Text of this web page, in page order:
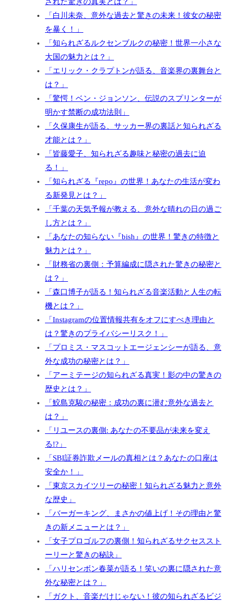
「白川未奈、意外な過去と驚きの未来！彼女の秘密
を暴く！」
「知られざるルクセンブルクの秘密！世界一小さな
大国の魅力とは？」
「エリック・クラプトンが語る、音楽界の裏舞台と
は？」
「驚愕！ベン・ジョンソン、伝説のスプリンターが
明かす禁断の成功法則」
「久保康生が語る、サッカー界の裏話と知られざる
才能とは？」
「皆藤愛子、知られざる趣味と秘密の過去に迫
る！」
「知られざる『repo』の世界！あなたの生活が変わ
る新発見とは？」
「千葉の天気予報が教える、意外な晴れの日の過ご
し方とは？」
「あなたの知らない『bish』の世界！驚きの特徴と
魅力とは？」
「財務省の裏側：予算編成に隠された驚きの秘密と
は？」
「森口博子が語る！知られざる音楽活動と人生の転
機とは？」
「Instagramの位置情報共有をオフにすべき理由と
は？驚きのプライバシーリスク！」
「プロミス・マスコットエージェンシーが語る、意
外な成功の秘密とは？」
「アーミテージの知られざる真実！影の中の驚きの
歴史とは？」
「鮫島克駿の秘密：成功の裏に潜む意外な過去と
は？」
「リユースの裏側: あなたの不要品が未来を変え
る!?」
「SBI証券詐欺メールの真相とは？あなたの口座は
安全か！」
「東京スカイツリーの秘密！知られざる魅力と意外
な歴史」
「バーガーキング、まさかの値上げ！その理由と驚
きの新メニューとは？」
「女子プロゴルフの裏側！知られざるサクセススト
ーリーと驚きの秘訣」
「ハリセンボン春菜が語る！笑いの裏に隠された意
外な秘密とは？」
「ガクト、音楽だけじゃない！彼の知られざるビジ